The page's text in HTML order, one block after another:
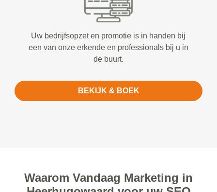
Uw bedrijfsopzet en promotie is in handen bij
een van onze erkende en professionals bij u in
de buurt.
BEKIJK & BOEK
Waarom Vandaag Marketing in